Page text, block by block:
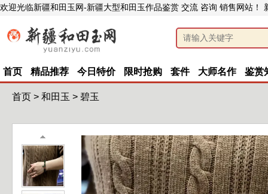
欢迎光临新疆和田玉网-新疆大型和田玉作品鉴赏 交流 咨询 销售网站！
首页 精品推荐 今日特价 限时抢购 套件 大师名作 鉴赏
首页 > 和田玉 > 碧玉